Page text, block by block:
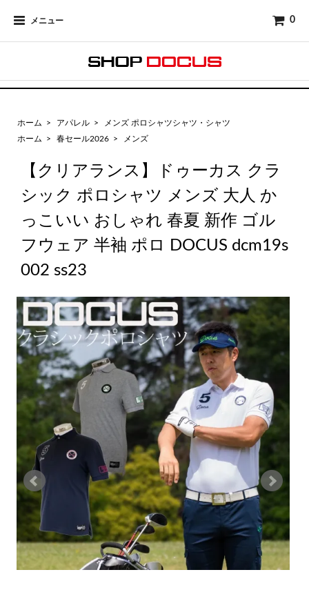
メニュー 0
ホーム > アパレル >
メンズ ポロシャツシャツ・シャツ
ホーム
> 春セール2026 > メンズ
【クリアランス】ドゥーカス クラ
シック ポロシャツ メンズ 大人 か
っこいい おしゃれ 春夏 新作 ゴル
フウェア 半袖 ポロ DOCUS dcm19s
002 ss23